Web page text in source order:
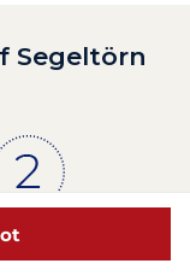
Segeltörn
Jahre
und